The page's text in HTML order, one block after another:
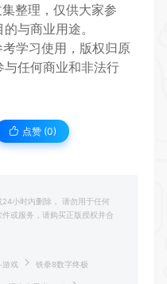
整理，仅供大家参
与商业用途。
学习使用，版权归原
任何商业和非法行
点赞 (0)
小时内删除， 请勿用于任何
或服务，请购买正版授权并合
游戏 铁拳8数字终极